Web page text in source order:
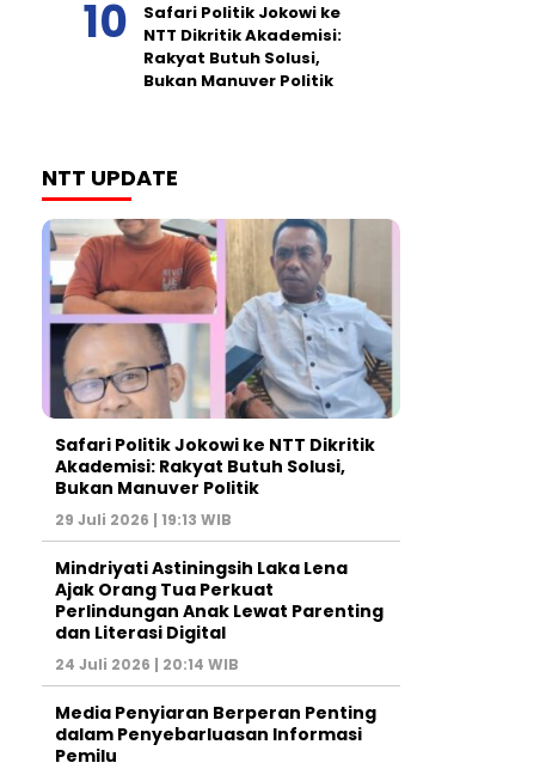
Safari Politik Jokowi ke
NTT Dikritik Akademisi:
Rakyat Butuh Solusi,
Bukan Manuver Politik
NTT UPDATE
Safari Politik Jokowi ke NTT Dikritik
Akademisi: Rakyat Butuh Solusi,
Bukan Manuver Politik
29 Juli 2026 | 19:13 WIB
Mindriyati Astiningsih Laka Lena
Ajak Orang Tua Perkuat
Perlindungan Anak Lewat Parenting
dan Literasi Digital
24 Juli 2026 | 20:14 WIB
Media Penyiaran Berperan Penting
dalam Penyebarluasan Informasi
Pemilu